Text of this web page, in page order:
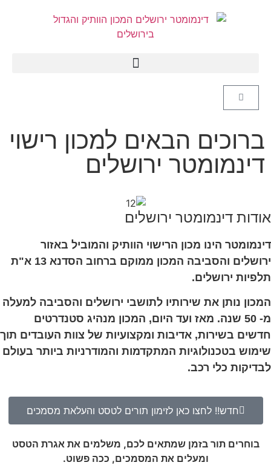
ברוכים הבאים למכון רישוי
דינמומטר ירושלים
אודות דינמומטר ירושלים
דינמומטר הינו מכון הרישוי הוותיק והמוביל באזור
ירושלים והסביבה המכון ממוקם ברחוב הסדנא 13 א"ת
תלפיות ירושלים.
המכון נותן את שירותיו לתושבי ירושלים והסביבה למעלה
מ- 50 שנה.
מאז ועד היום, המכון מנהיג סטנדרטים
חדשים בשירות, אדיבות ומקצועיות של צוות העובדים תוך
שימוש בטכנולוגיות המתקדמות והמודרניות ביותר בעולם
לבדיקות כלי רכב.
חדש!! לחצו כאן לזימון תורים לטסט והעלאת מסמכים
בוחרים תור בזמן שמתאים לכם, משלמים את אגרת הטסט
ומעלים את המסמכים, ככה פשוט.